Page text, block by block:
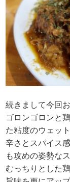
続きまして今回
ゴロンゴロンと
た粘度のウェット
辛さとスパイス
も攻めの姿勢な
むっちりとした